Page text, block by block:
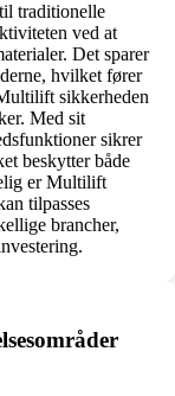
traditionelle
ved at
Det sparer
hvilket fører
sikkerheden
Med sit
sikrer
beskytter både
er Multilift
tilpasses
brancher,